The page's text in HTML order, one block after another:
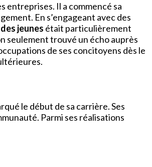
entreprises. Il a commencé sa
En s’engageant avec des
jeunes était particulièrement
seulement trouvé un écho auprès
de ses concitoyens dès le
le début de sa carrière. Ses
Parmi ses réalisations